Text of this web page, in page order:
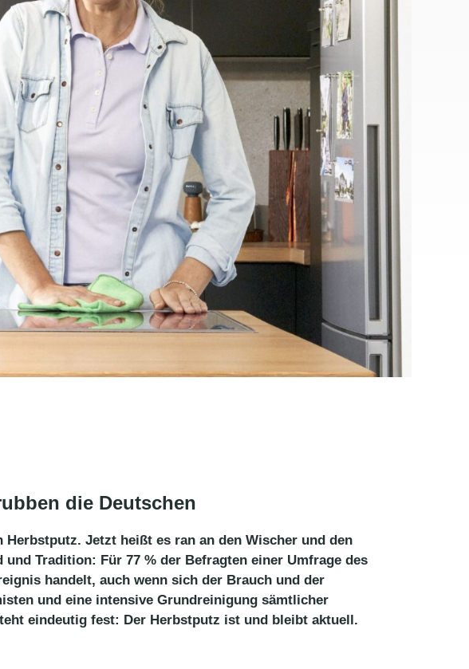
die Deutschen
Jetzt heißt es ran an den Wischer und den
Tradition: Für 77 % der Befragten einer Umfrage des
handelt, auch wenn sich der Brauch und der
und eine intensive Grundreinigung sämtlicher
eindeutig fest: Der Herbstputz ist und bleibt aktuell.